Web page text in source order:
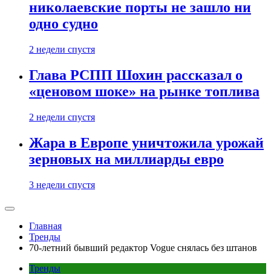
николаевские порты не зашло ни
одно судно
2 недели спустя
Глава РСПП Шохин рассказал о
«ценовом шоке» на рынке топлива
2 недели спустя
Жара в Европе уничтожила урожай
зерновых на миллиарды евро
3 недели спустя
Главная
Тренды
70-летний бывший редактор Vogue снялась без штанов
Тренды